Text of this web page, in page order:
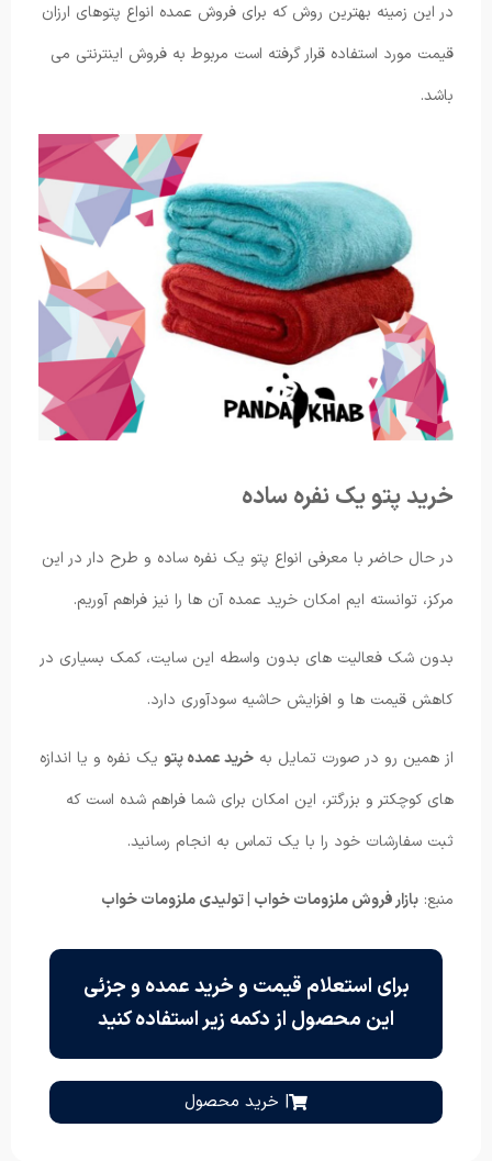
در این زمینه بهترین روش که برای فروش عمده انواع پتوهای ارزان
قیمت مورد استفاده قرار گرفته است مربوط به فروش اینترنتی می
باشد.
خرید پتو یک نفره ساده
در حال حاضر با معرفی انواع پتو یک نفره ساده و طرح دار در این
مرکز، توانسته ایم امکان خرید عمده آن ها را نیز فراهم آوریم.
بدون شک فعالیت های بدون واسطه این سایت، کمک بسیاری در
کاهش قیمت ها و افزایش حاشیه سودآوری دارد.
از همین رو در صورت تمایل به خرید عمده پتو یک نفره و یا اندازه
های کوچکتر و بزرگتر، این امکان برای شما فراهم شده است که
ثبت سفارشات خود را با یک تماس به انجام رسانید.
منبع: بازار فروش ملزومات خواب | تولیدی ملزومات خواب
برای استعلام قیمت و خرید عمده و جزئی
این محصول از دکمه زیر استفاده کنید
| خرید محصول